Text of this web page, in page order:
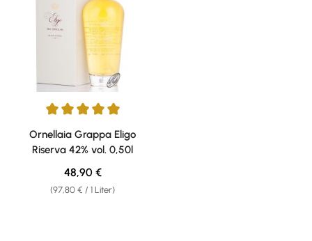
Durchschnittliche Bewertung von 5 von 5 Sternen
Ornellaia Grappa Eligo
Riserva 42% vol. 0,50l
(97,80 € / 1 Liter)
Regulärer Preis:
48,90 €